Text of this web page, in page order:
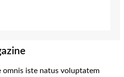
omnis iste natus voluptatem